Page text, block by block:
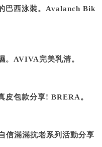
巴西泳裝。Avalanch Bik
。AVIVA完美乳清。
皮包款分享! BRERA。
信滿滿抗老系列活動分享